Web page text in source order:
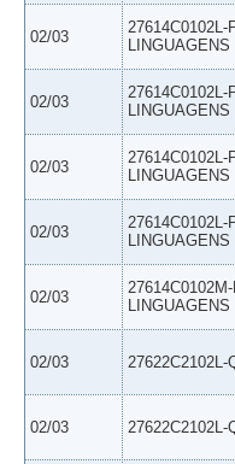
02/03
27614C0102L-
LINGUAGENS
02/03
27614C0102L-
LINGUAGENS
02/03
27614C0102L-
LINGUAGENS
02/03
27614C0102L-
LINGUAGENS
02/03
LINGUAGENS
02/03 27622C2102L-
02/03 27622C2102L-